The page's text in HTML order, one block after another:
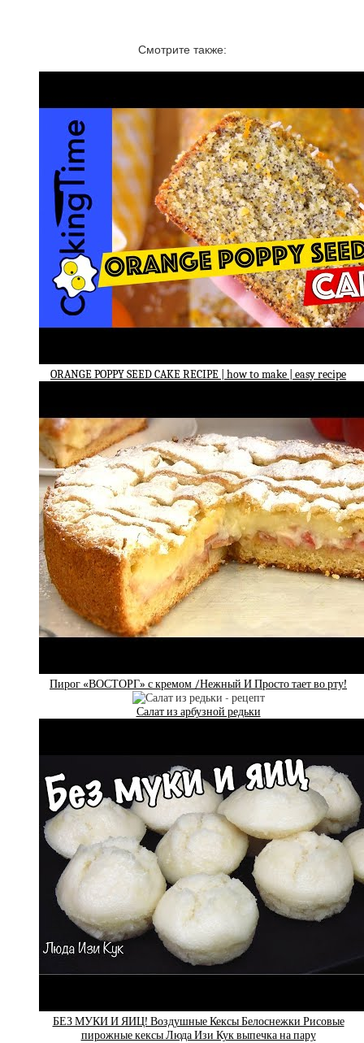
Смотрите также:
ORANGE POPPY SEED CAKE RECIPE | how to make | easy recipe
Пирог «ВОСТОРГ» с кремом /Нежный И Просто тает во рту!
Салат из арбузной редьки
БЕЗ МУКИ И ЯИЦ! Воздушные Кексы Белоснежки Рисовые
пирожные кексы Люда Изи Кук выпечка на пару